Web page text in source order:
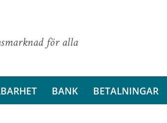
för alla
BANK BETALNINGAR